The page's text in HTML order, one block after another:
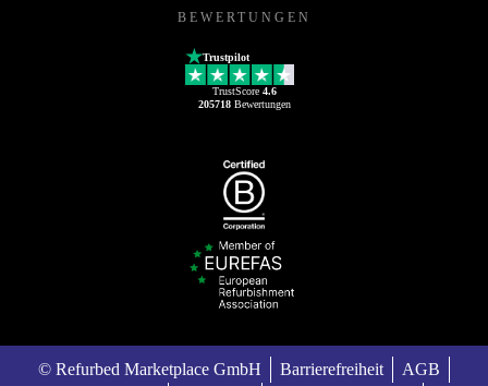
BEWERTUNGEN
Trustpilot
TrustScore 4.6
205718Bewertungen
© Refurbed Marketplace GmbH Barrierefreiheit
AGB